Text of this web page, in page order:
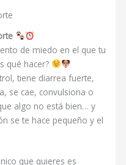
de miedo en el que tu
qué hacer?
tiene diarrea fuerte,
se cae, convulsiona o
algo no está bien… y
se te hace pequeño y el
que quieres es